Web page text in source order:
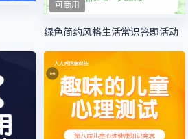
可商用
绿色简约风格生活常识答题活动